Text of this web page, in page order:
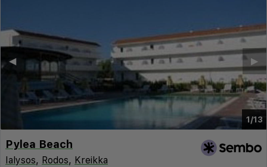
1/13
▶︎
◀︎
Pylea Beach
Ialysos, Rodos, Kreikka